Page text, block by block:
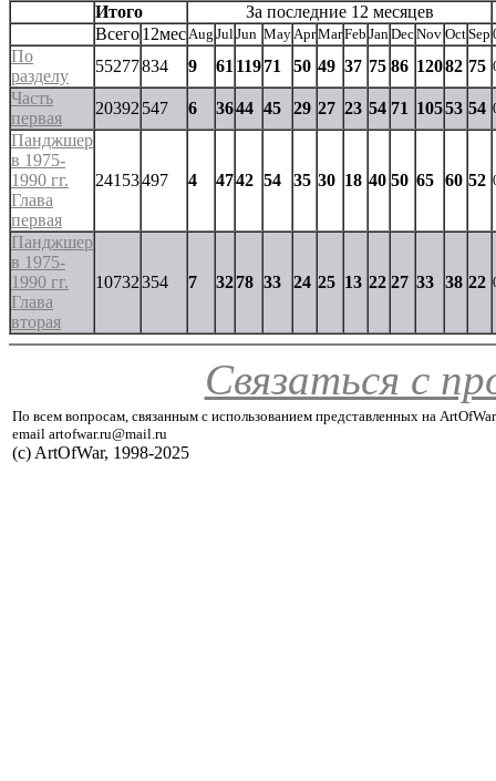
Итого
За последние 12 месяцев
Всего12мес Aug Jul Jun May AprMarFeb Jan DecNov OctSep
По
разделу
55277834 9 61 11971 50 49 37 75 86 12082 75
Часть
первая
20392 547 6 3644 45 29 27 23 54 71 10553 54
Панджшер
в 1975-
1990 гг.
Глава
первая
24153497 4 4742 54 35 30 18 40 50 65 60 52
Панджшер
в 1975-
1990 гг.
Глава
вторая
10732354 7 3278 33 24 25 13 22 27 33 38 22
Связаться с
По всем вопросам, связанным с использованием представленных на
email artofwar.ru@mail.ru
(с) ArtOfWar, 1998-2025